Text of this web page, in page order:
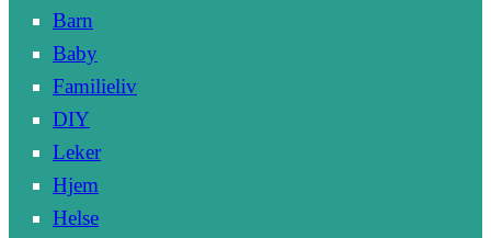
Barn
Baby
Familieliv
DIY
Leker
Hjem
Helse